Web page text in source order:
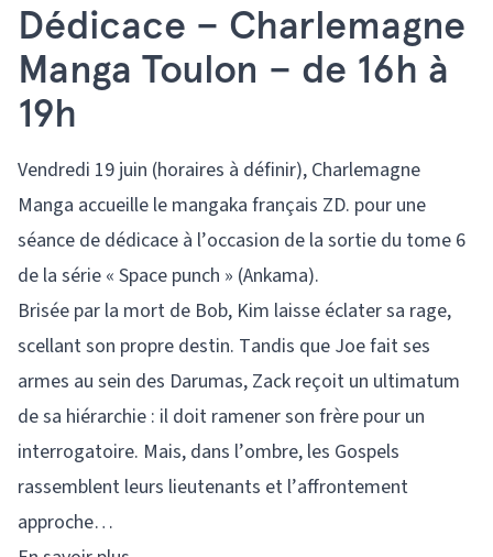
Dédicace – Charlemagne
Manga Toulon – de 16h à
19h
Vendredi 19 juin (horaires à définir), Charlemagne
Manga accueille le mangaka français ZD. pour une
séance de dédicace à l’occasion de la sortie du tome 6
de la série « Space punch » (Ankama).
Brisée par la mort de Bob, Kim laisse éclater sa rage,
scellant son propre destin. Tandis que Joe fait ses
armes au sein des Darumas, Zack reçoit un ultimatum
de sa hiérarchie : il doit ramener son frère pour un
interrogatoire. Mais, dans l’ombre, les Gospels
rassemblent leurs lieutenants et l’affrontement
approche…